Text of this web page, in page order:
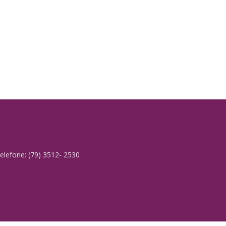
(79) 3512- 2530